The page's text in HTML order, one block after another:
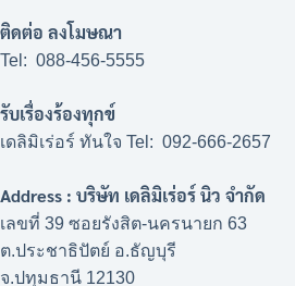
ติดต่อ ลงโมษณา
Tel: 088-456-5555
รับเรื่องร้องทุกข์
เดลิมิเร่อร์ ทันใจ Tel: 092-666-2657
Address : บริษัท เดลิมิเร่อร์ นิว จำกัด
เลขที่ 39 ซอยรังสิต-นครนายก 63
ต.ประชาธิปัตย์ อ.ธัญบุรี
จ.ปทุมธานี 12130